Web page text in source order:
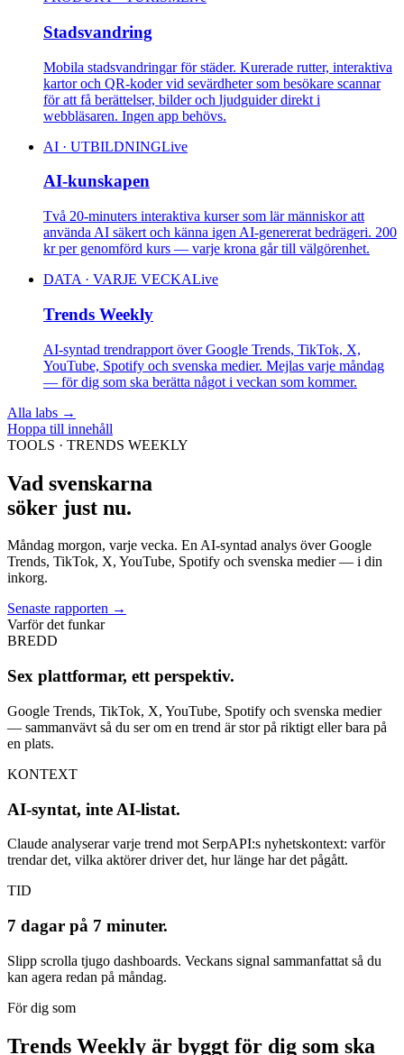
Stadsvandring
Mobila stadsvandringar för städer. Kurerade rutter, interaktiva
kartor och QR-koder vid sevärdheter som besökare scannar
för att få berättelser, bilder och ljudguider direkt i
webbläsaren. Ingen app behövs.
AI · UTBILDNINGLive
AI-kunskapen
Två 20-minuters interaktiva kurser som lär människor att
använda AI säkert och känna igen AI-genererat bedrägeri. 200
kr per genomförd kurs — varje krona går till välgörenhet.
DATA · VARJE VECKALive
Trends Weekly
AI-syntad trendrapport över Google Trends, TikTok, X,
YouTube, Spotify och svenska medier. Mejlas varje måndag
— för dig som ska berätta något i veckan som kommer.
Alla labs →
Hoppa till innehåll
TOOLS · TRENDS WEEKLY
Vad svenskarna
söker just nu.
Måndag morgon, varje vecka. En AI-syntad analys över Google
Trends, TikTok, X, YouTube, Spotify och svenska medier — i din
inkorg.
Senaste rapporten →
Varför det funkar
BREDD
Sex plattformar, ett perspektiv.
Google Trends, TikTok, X, YouTube, Spotify och svenska medier
— sammanvävt så du ser om en trend är stor på riktigt eller bara på
en plats.
KONTEXT
AI-syntat, inte AI-listat.
Claude analyserar varje trend mot SerpAPI:s nyhetskontext: varför
trendar det, vilka aktörer driver det, hur länge har det pågått.
TID
7 dagar på 7 minuter.
Slipp scrolla tjugo dashboards. Veckans signal sammanfattat så du
kan agera redan på måndag.
För dig som
Trends Weekly är byggt för dig som ska